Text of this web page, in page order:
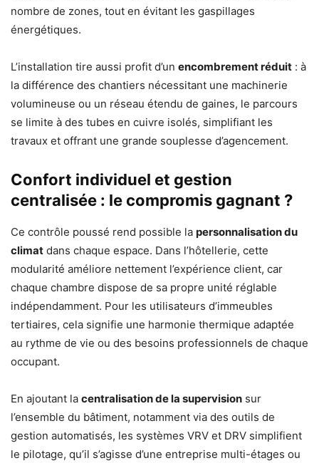
nombre de zones, tout en évitant les gaspillages
énergétiques.
L’installation tire aussi profit d’un encombrement réduit : à
la différence des chantiers nécessitant une machinerie
volumineuse ou un réseau étendu de gaines, le parcours
se limite à des tubes en cuivre isolés, simplifiant les
travaux et offrant une grande souplesse d’agencement.
Confort individuel et gestion
centralisée : le compromis gagnant ?
Ce contrôle poussé rend possible la personnalisation du
climat dans chaque espace. Dans l’hôtellerie, cette
modularité améliore nettement l’expérience client, car
chaque chambre dispose de sa propre unité réglable
indépendamment. Pour les utilisateurs d’immeubles
tertiaires, cela signifie une harmonie thermique adaptée
au rythme de vie ou des besoins professionnels de chaque
occupant.
En ajoutant la centralisation de la supervision sur
l’ensemble du bâtiment, notamment via des outils de
gestion automatisés, les systèmes VRV et DRV simplifient
le pilotage, qu’il s’agisse d’une entreprise multi-étages ou